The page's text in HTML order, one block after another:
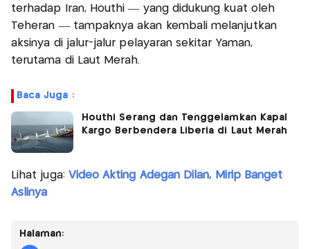
terhadap Iran, Houthi — yang didukung kuat oleh
Teheran — tampaknya akan kembali melanjutkan
aksinya di jalur-jalur pelayaran sekitar Yaman,
terutama di Laut Merah.
Baca Juga :
Houthi Serang dan Tenggelamkan Kapal
Kargo Berbendera Liberia di Laut Merah
Lihat juga: Video Akting Adegan Dilan, Mirip Banget
Aslinya
Halaman: